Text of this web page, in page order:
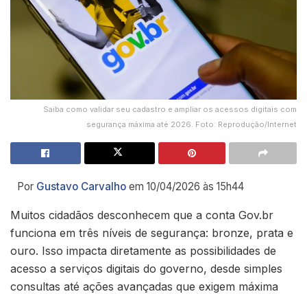
Saiba como validar seu cadastro e ampliar os acessos digitais com
segurança máxima até 2026. Foto: Reprodução/Internet
Por Gustavo Carvalho em 10/04/2026 às 15h44
Muitos cidadãos desconhecem que a conta Gov.br
funciona em três níveis de segurança: bronze, prata e
ouro. Isso impacta diretamente as possibilidades de
acesso a serviços digitais do governo, desde simples
consultas até ações avançadas que exigem máxima